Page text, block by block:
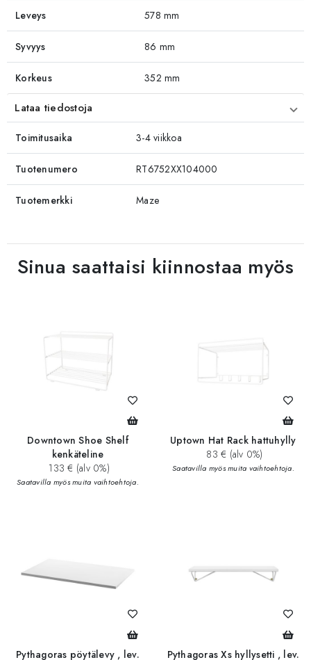
Leveys 578 mm
Syvyys 86 mm
Korkeus 352 mm
Lataa tiedostoja
Toimitusaika 3-4 viikkoa
Tuotenumero RT6752XX104000
Tuotemerkki Maze
Sinua saattaisi kiinnostaa myös
Downtown Shoe Shelf
kenkäteline
133 € (alv 0%)
Saatavilla myös muita vaihtoehtoja.
Uptown Hat Rack hattuhylly
83 € (alv 0%)
Saatavilla myös muita vaihtoehtoja.
Pythagoras pöytälevy , lev. Pythagoras Xs hyllysetti , lev.